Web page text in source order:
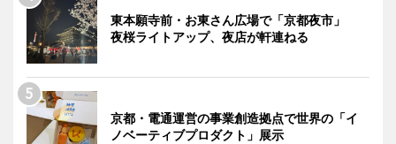
東本願寺前・お東さん広場で「京都夜市」
夜桜ライトアップ、夜店が軒連ねる
京都・電通運営の事業創造拠点で世界の「イ
ノベーティブプロダクト」展示